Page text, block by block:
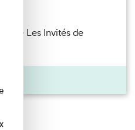
frère Les Invités de